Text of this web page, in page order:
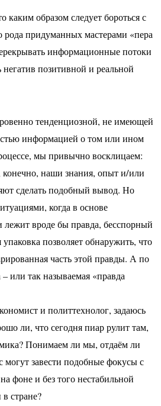
каким образом следует бороться с
рода придуманных мастерами «пера
информационные потоки
позитивной и реальной
тенденциозной, не имеющей
информацией о том или ином
мы привычно восклицаем:
наши знания, опыт и/или
сделать подобный вывод. Но
когда в основе
вроде бы правда, бесспорный
позволяет обнаружить, что
часть этой правды. А по
или так называемая «правда
и политтехнолог, задаюсь
ли, что сегодня пиар рулит там,
Понимаем ли мы, отдаём ли
могут завести подобные фокусы с
фоне и без того нестабильной
стране?